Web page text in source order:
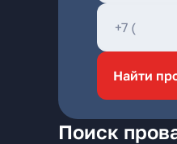
Найти
Поиск